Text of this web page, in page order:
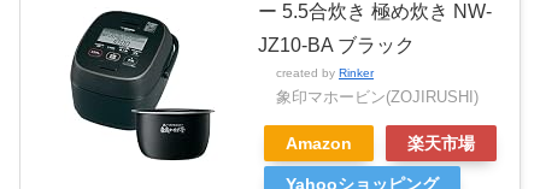
ー 5.5合炊き 極め炊き NW-
JZ10-BA ブラック
created by Rinker
象印マホービン(ZOJIRUSHI)
Amazon 楽天市場
Yahooショッピング